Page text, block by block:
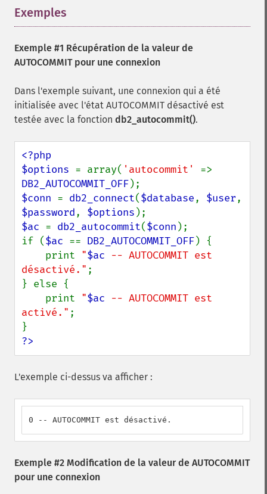
Exemples
Exemple #1 Récupération de la valeur de
AUTOCOMMIT pour une connexion
Dans l'exemple suivant, une connexion qui a été
initialisée avec l'état AUTOCOMMIT désactivé est
testée avec la fonction db2_autocommit().
<?php
$options = array( 'autocommit'
DB2_AUTOCOMMIT_OFF
$conn = db2_connect($database, $user
$password, $options
$ac = db2_autocommit($conn );
if ($ac == DB2_AUTOCOMMIT_OFF) {
    print
"$ac -- AUTOCOMMIT est
désactivé." ;
} else {
    print
"$ac -- AUTOCOMMIT est
activé." ;
?>
L'exemple ci-dessus va afficher :
0 -- AUTOCOMMIT est désactivé.
Exemple #2 Modification de la valeur de AUTOCOMMIT
pour une connexion